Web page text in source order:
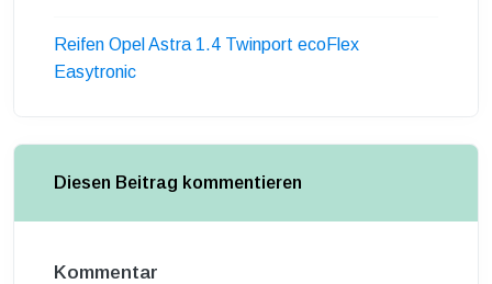
Reifen Opel Astra 1.4 Twinport ecoFlex
Easytronic
Diesen Beitrag kommentieren
Kommentar